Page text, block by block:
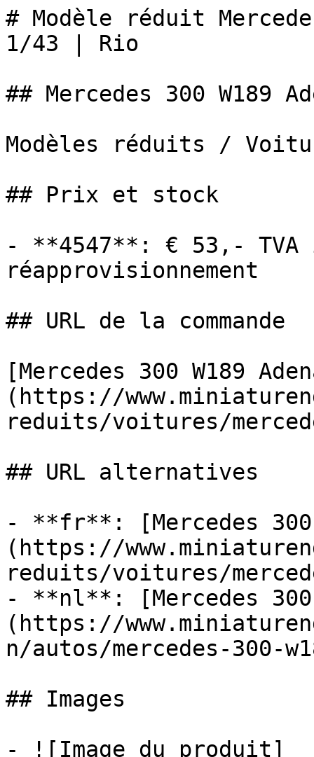
# Modèle réduit
1/43 | Rio
## Mercedes 300 W189
Modèles réduits /
## Prix et stock
- **4547**: € 53,- TVA
réapprovisionnement
## URL de la commande
[Mercedes 300 W189
(https://
reduits/voitures/
## URL alternatives
- **fr**: [Mercedes 300
(https://
reduits/voitures/
- **nl**: [Mercedes 300
(https://
n/autos/mercedes-300-
## Images
- ![Image du produit]